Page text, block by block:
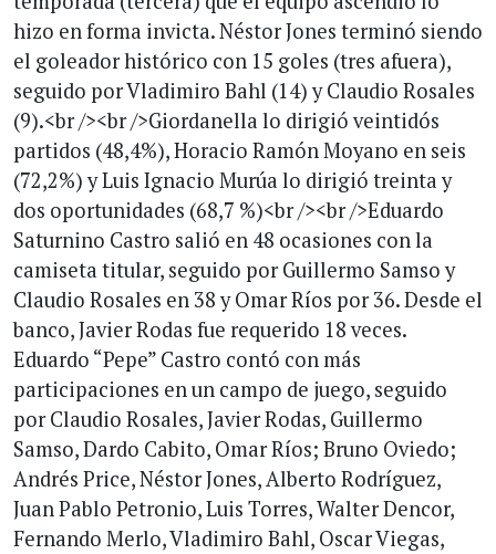
hizo en forma invicta. Néstor Jones terminó siendo
el goleador histórico con 15 goles (tres afuera),
seguido por Vladimiro Bahl (14) y Claudio Rosales
(9).<br /><br />Giordanella lo dirigió veintidós
partidos (48,4%), Horacio Ramón Moyano en seis
(72,2%) y Luis Ignacio Murúa lo dirigió treinta y
dos oportunidades (68,7 %)<br /><br />Eduardo
Saturnino Castro salió en 48 ocasiones con la
camiseta titular, seguido por Guillermo Samso y
Claudio Rosales en 38 y Omar Ríos por 36. Desde el
banco, Javier Rodas fue requerido 18 veces.
Eduardo “Pepe” Castro contó con más
participaciones en un campo de juego, seguido
por Claudio Rosales, Javier Rodas, Guillermo
Samso, Dardo Cabito, Omar Ríos; Bruno Oviedo;
Andrés Price, Néstor Jones, Alberto Rodríguez,
Juan Pablo Petronio, Luis Torres, Walter Dencor,
Fernando Merlo, Vladimiro Bahl, Oscar Viegas,